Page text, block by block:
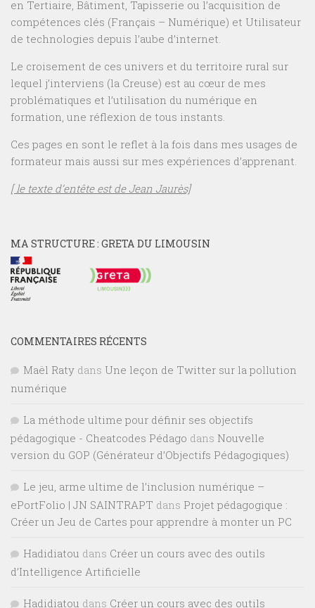
en Tertiaire, Bâtiment, Tapisserie ou l’acquisition de
compétences clés (Français – Numérique) et Utilisateur
de technologies depuis l’aube d’internet.
Le croisement de ces univers et du territoire rural sur
lequel j’interviens (la Creuse) est au cœur de mes
problématiques et l’utilisation du numérique en
formation, une réflexion de tous instants.
Ces pages en sont le reflet à la fois dans mes usages de
formateur mais aussi sur mes expériences d’apprenant.
[ le texte d’entête est de Jean Jaurès]
MA STRUCTURE : GRETA DU LIMOUSIN
COMMENTAIRES RÉCENTS
Maël Raty dans Une leçon de Twitter sur la pollution
numérique
La méthode ultime pour définir ses objectifs
pédagogique - Cheatcodes Pédago dans Nouvelle
version du GOP (Générateur d’Objectifs Pédagogiques)
Le jeu, arme ultime de l’inclusion numérique –
ePortFolio | JN SAINTRAPT dans Projet pédagogique :
Créer un Jeu de Cartes pour apprendre à monter un PC
Hadidiatou dans Créer un cours avec des outils
d’Intelligence Artificielle
Hadidiatou dans Créer un cours avec des outils